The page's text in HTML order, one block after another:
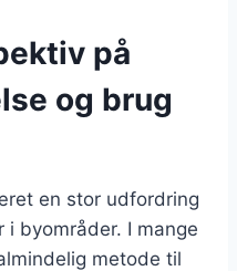
på
og brug
en stor udfordring
byområder. I mange
metode til